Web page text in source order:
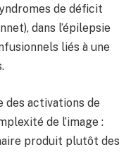
de déficit
dans l’épilepsie
liés à une
des activations de
de l’image :
produit plutôt des